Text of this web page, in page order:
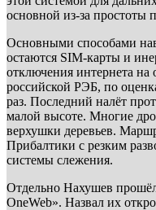
основной из-за простоты
Основными способами
остаются SIM-карты и
отключения интернета на
российской РЭБ, по
раз. Последний налёт
малой высоте. Многие
верхушки деревьев.
Прибалтики с резким
системы слежения.
Отдельно Нахушев
OneWeb». Назвал их